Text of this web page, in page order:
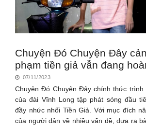
Chuyện Đó Chuyện Đây
phạm tiền giả vẫn đang
07/11/2023
Chuyện Đó Chuyện Đây chính thức trình
của đài Vĩnh Long tập phát sóng đầu
đầy nhức nhối Tiền Giả. Với mục đích
của người dân về nhiều vấn đề, đưa ra